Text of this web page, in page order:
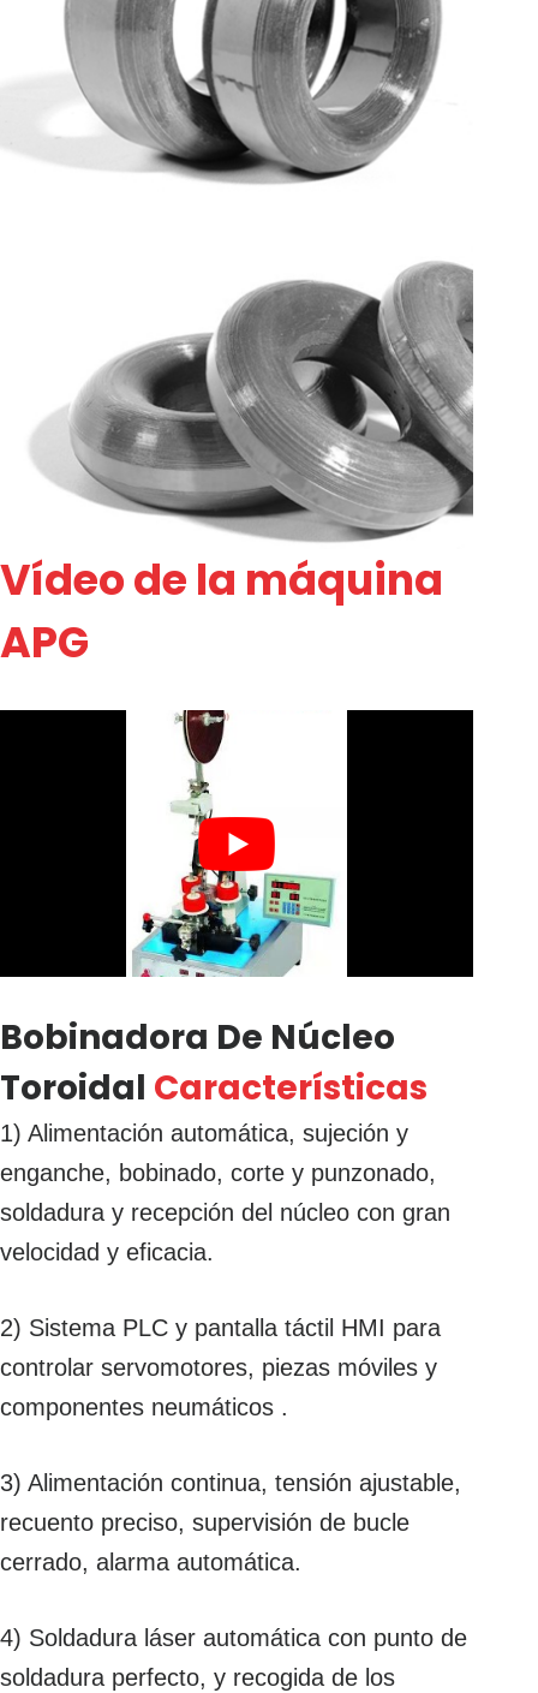
Vídeo de la máquina
APG
Bobinadora De Núcleo
Toroidal Características
1) Alimentación automática, sujeción y
enganche, bobinado, corte y punzonado,
soldadura y recepción del núcleo con gran
velocidad y eficacia.
2) Sistema PLC y pantalla táctil HMI para
controlar servomotores, piezas móviles y
componentes neumáticos .
3) Alimentación continua, tensión ajustable,
recuento preciso, supervisión de bucle
cerrado, alarma automática.
4) Soldadura láser automática con punto de
soldadura perfecto, y recogida de los